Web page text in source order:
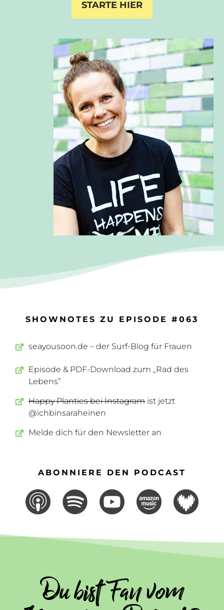
STARTE HIER
SHOWNOTES ZU EPISODE #063
seayousoon.de – der Surf-Blog für Frauen
Episode & PDF-Download zum „Rad des
Lebens”
Happy Planties bei Instagram ist jetzt
@ichbinsaraheinen
Melde dich für den Newsletter an
ABONNIERE DEN PODCAST
Du bist Fan vom